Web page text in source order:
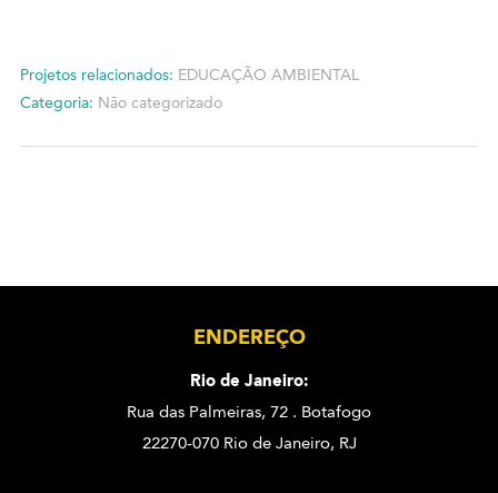
Projetos relacionados: EDUCAÇÃO AMBIENTAL
Categoria: Não categorizado
ENDEREÇO
Rio de Janeiro:
Rua das Palmeiras, 72 . Botafogo
22270-070 Rio de Janeiro, RJ